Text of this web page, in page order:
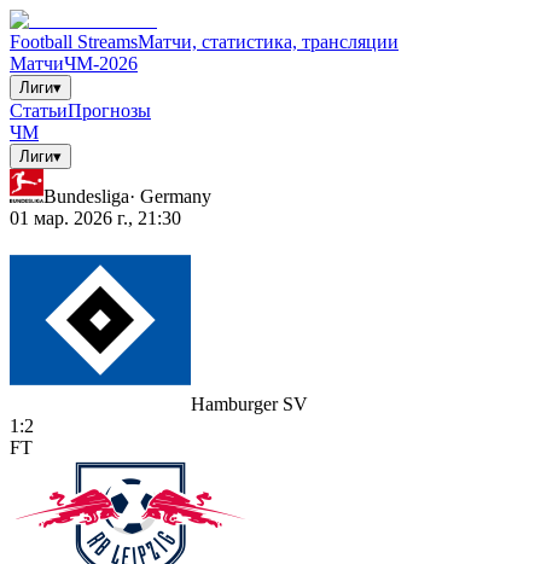
Football StreamsМатчи, статистика, трансляции
МатчиЧМ-2026
Лиги▾
СтатьиПрогнозы
ЧМ
Лиги▾
Bundesliga· Germany
01 мар. 2026 г., 21:30
Hamburger SV
1 :2
FT